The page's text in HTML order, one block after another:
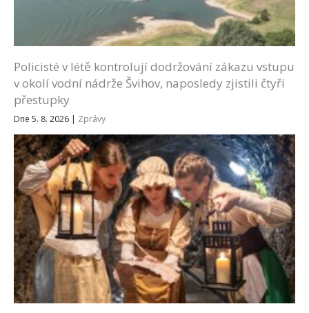
Policisté v létě kontrolují dodržování zákazu vstupu
v okolí vodní nádrže Švihov, naposledy zjistili čtyři
přestupky
Dne 5. 8. 2026 | Zprávy